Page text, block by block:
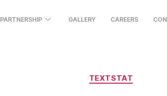
PARTNERSHIP GALLERY CAREERS
TEXTSTAT